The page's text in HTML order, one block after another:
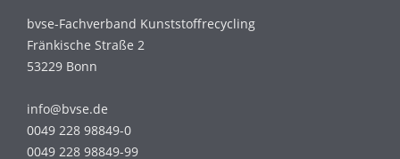
bvse-Fachverband Kunststoffrecycling
Fränkische Straße 2
53229 Bonn
info@bvse.de
0049 228 98849-0
0049 228 98849-99